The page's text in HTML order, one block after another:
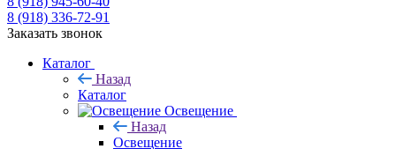
8 (918) 336-72-91
Заказать звонок
Каталог
Назад
Каталог
Освещение
Назад
Освещение